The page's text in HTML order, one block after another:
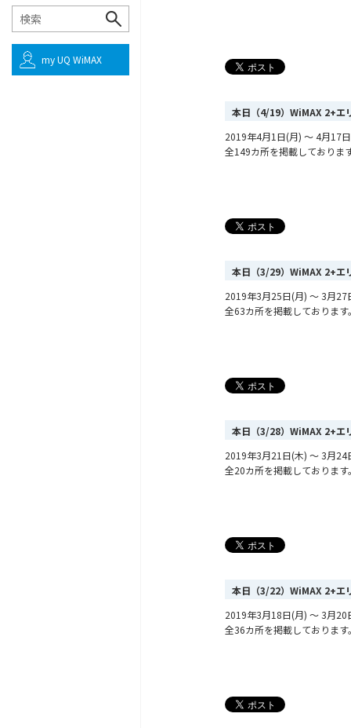
本日（4/19）WiMAX 2+エ
2019年4月1日(月) ～ 4月17
全149カ所を掲載しておりま
本日（3/29）WiMAX 2+エ
2019年3月25日(月) ～ 3月27
全63カ所を掲載しております
本日（3/28）WiMAX 2+エ
2019年3月21日(木) ～ 3月24
全20カ所を掲載しております
本日（3/22）WiMAX 2+エ
2019年3月18日(月) ～ 3月20
全36カ所を掲載しております
my UQ WiMAX